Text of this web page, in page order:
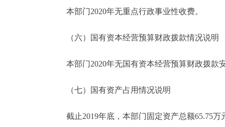
本部门2020年无重点行政事业性收费。
（六）国有资本经营预算财政拨款情况说明
本部门2020年无国有资本经营预算财政拨款
（七）国有资产占用情况说明
截止2019年底，本部门固定资产总额65.75万